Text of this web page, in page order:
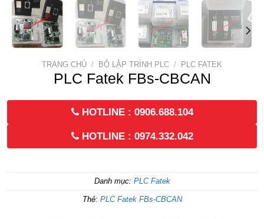
TRANG CHỦ / BỘ LẬP TRÌNH PLC / PLC FATEK
PLC Fatek FBs-CBCAN
HOTLINE : 0906.688.104
HOTLINE : 0974.332.042
Danh mục: PLC Fatek
Thẻ: PLC Fatek FBs-CBCAN